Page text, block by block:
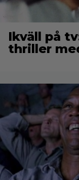
Ikväll på
thriller